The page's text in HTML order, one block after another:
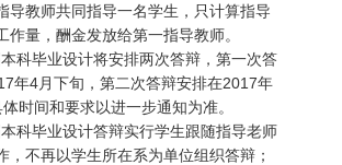
导教师共同指导一名学生，只计算指导
作量，酬金发放给第一指导教师。
科毕业设计将安排两次答辩，第一次答
年4月下旬，第二次答辩安排在2017年
时间和要求以进一步通知为准。
科毕业设计答辩实行学生跟随指导老师
，不再以学生所在系为单位组织答辩；